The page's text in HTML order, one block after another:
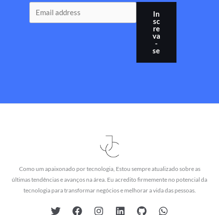
In
sc
re
va
-
se
Como um apaixonado por tecnologia, Estou sempre atualizado sobre as
últimas tendências e avanços na área. Eu acredito firmemente no potencial da
tecnologia para transformar negócios e melhorar a vida das pessoas.